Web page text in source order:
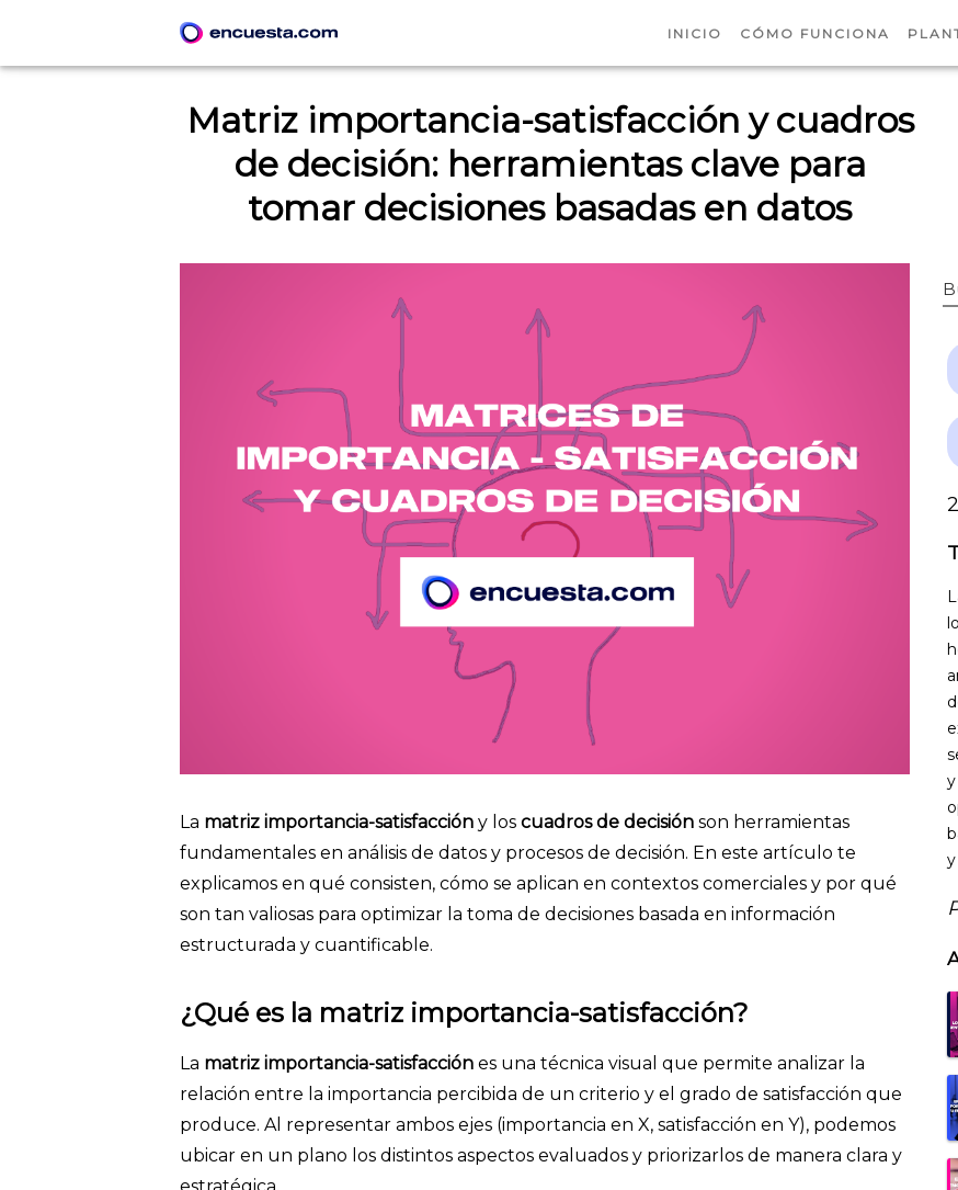
INICIO CÓMO FUNCIONA
Matriz importancia-satisfacción y cuadros
de decisión: herramientas clave para
tomar decisiones basadas en datos
La matriz importancia-satisfacción y los cuadros de decisión son herramientas
fundamentales en análisis de datos y procesos de decisión. En este artículo te
explicamos en qué consisten, cómo se aplican en contextos comerciales y por qué
son tan valiosas para optimizar la toma de decisiones basada en información
estructurada y cuantificable.
¿Qué es la matriz importancia-satisfacción?
La matriz importancia-satisfacción es una técnica visual que permite analizar la
relación entre la importancia percibida de un criterio y el grado de satisfacción que
produce. Al representar ambos ejes (importancia en X, satisfacción en Y), podemos
ubicar en un plano los distintos aspectos evaluados y priorizarlos de manera clara y